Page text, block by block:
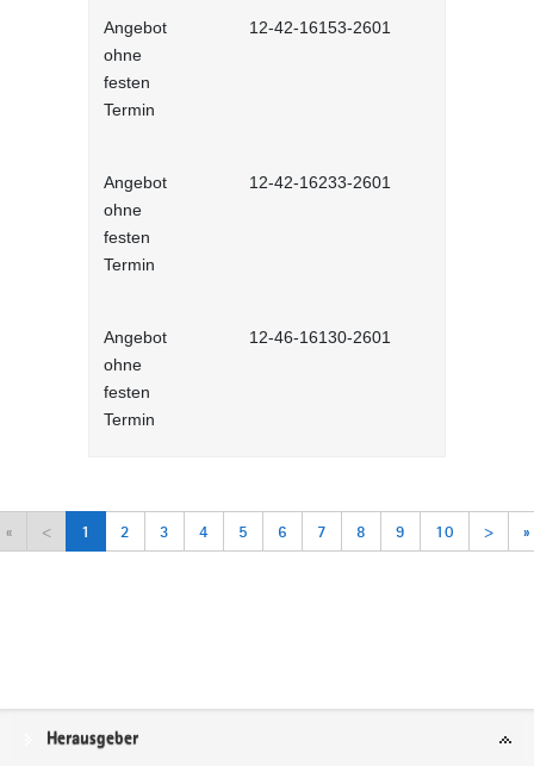
Angebot
ohne
festen
Termin
12-42-16153-2601
Angebot
ohne
festen
Termin
12-42-16233-2601
Angebot
ohne
festen
Termin
12-46-16130-2601
« < 1 2 3 4 5 6 7 8 9 10 > »
Service
Herausgeber